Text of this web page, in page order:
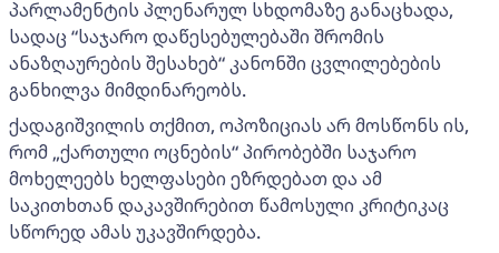
პარლამენტის პლენარულ სხდომაზე განაცხადა,
სადაც “საჯარო დაწესებულებაში შრომის
ანაზღაურების შესახებ“ კანონში ცვლილებების
განხილვა მიმდინარეობს.
ქადაგიშვილის თქმით, ოპოზიციას არ მოსწონს ის,
რომ „ქართული ოცნების“ პირობებში საჯარო
მოხელეებს ხელფასები ეზრდებათ და ამ
საკითხთან დაკავშირებით წამოსული კრიტიკაც
სწორედ ამას უკავშირდება.